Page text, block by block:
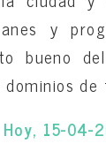
y
bueno
de
15-04-